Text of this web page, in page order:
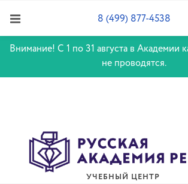
Внимание! С 1 по 31 августа в Академии
не проводятся.
УЧЕБНЫЙ ЦЕНТР
8 (499) 877-4538